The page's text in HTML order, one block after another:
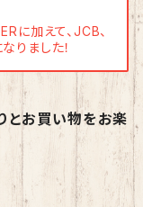
に加えて、JCB、
ました！
とお買い物をお楽